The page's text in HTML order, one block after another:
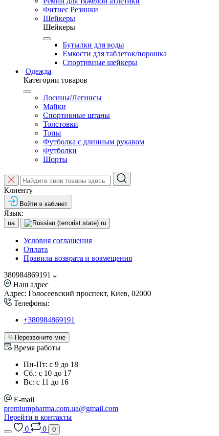
Фитнес Резинки
Шейкеры
Шейкеры
Бутылки для воды
Емкости для таблеток/порошка
Спортивные шейкеры
Одежда
Категории товаров
Лосины/Легинсы
Майки
Спортивные штаны
Толстовки
Топы
Футболка с длинным рукавом
Футболки
Шорты
Клиенту
Войти в кабинет
Язык:
ua ru
Условия соглашения
Оплата
Правила возврата и возмещения
380984869191
Наш адрес
Адрес: Голосеевский проспект, Киев, 02000
Телефоны:
+380984869191
Перезвоните мне
Время работы
Пн-Пт: с 9 до 18
Сб.: с 10 до 17
Вс: с 11 до 16
E-mail
premiumpharma.com.ua@gmail.com
Перейти в контакты
0
0 0